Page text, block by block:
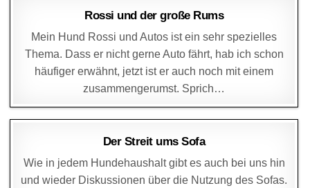
DAGMAR 11. DEZEMBER 2016
Rossi und der große Rums
Mein Hund Rossi und Autos ist ein sehr spezielles
Thema. Dass er nicht gerne Auto fährt, hab ich schon
häufiger erwähnt, jetzt ist er auch noch mit einem
zusammengerumst. Sprich…
DAGMAR 1. DEZEMBER 2016
Der Streit ums Sofa
Wie in jedem Hundehaushalt gibt es auch bei uns hin
und wieder Diskussionen über die Nutzung des Sofas.